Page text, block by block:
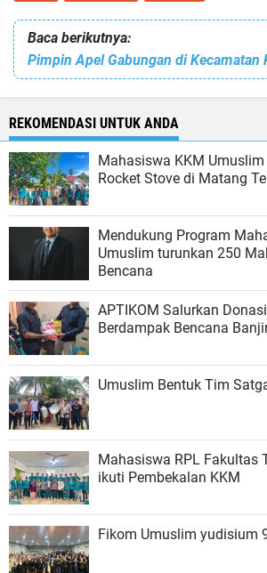
Baca berikutnya:
REKOMENDASI UNTUK ANDA
Mahasiswa KKM
Rocket Stove di Matang
Mendukung Program
Umuslim turunkan 250
Bencana
APTIKOM Salurkan
Berdampak Bencana
Umuslim Bentuk Tim
Mahasiswa RPL Fakultas
ikuti Pembekalan KKM
Fikom Umuslim yudisium